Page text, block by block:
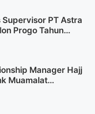
Supervisor PT Astra
Progo Tahun
Manager Hajj
Muamalat